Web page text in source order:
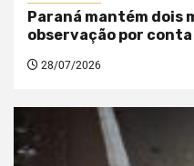
Paraná mantém dois
observação por conta
28/07/2026